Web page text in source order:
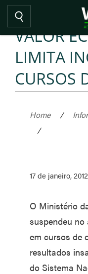
VALOR
LIMITA
CURSOS
Home /
/
17 de janeiro, 2012
O Ministério
suspendeu
em cursos de
resultados
do Sistema